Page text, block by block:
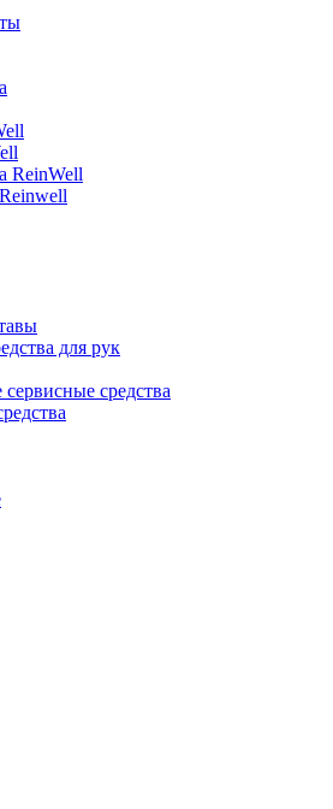
ReinWell
для рук
средства